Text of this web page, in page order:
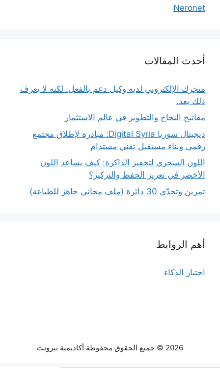
Neronet
أحدث المقالات
متجرك الإلكتروني لديه وكيل دعم بالفعل. لكنه لا يعرف
ذلك بعد.
مفاتيح النجاح والتطوير في عالم الاستثمار
ديجيتال سوريا Digital Syria: مبادرة لإطلاق مجتمع
رقمي وبناء مستقبل تقني مستدام
اللون السحري لتحفيز الذاكرة: كيف يساعد اللون
الأخضر في تعزيز الحفظ والتركيز؟
تمرين وتحدّي 30 دائرة (ملف مجاني جاهز للطباعة)
أهم الروابط
اختبار الذكاء
2026 © جميع الحقوق محفوظة أكاديمية نيرونت